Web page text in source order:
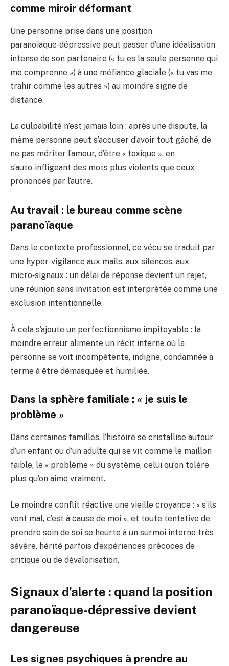
comme miroir déformant
Une personne prise dans une position
paranoïaque‑dépressive peut passer d’une idéalisation
intense de son partenaire (« tu es la seule personne qui
me comprenne ») à une méfiance glaciale (« tu vas me
trahir comme les autres ») au moindre signe de
distance.
La culpabilité n’est jamais loin : après une dispute, la
même personne peut s’accuser d’avoir tout gâché, de
ne pas mériter l’amour, d’être « toxique », en
s’auto‑infligeant des mots plus violents que ceux
prononcés par l’autre.
Au travail : le bureau comme scène
paranoïaque
Dans le contexte professionnel, ce vécu se traduit par
une hyper‑vigilance aux mails, aux silences, aux
micro‑signaux : un délai de réponse devient un rejet,
une réunion sans invitation est interprétée comme une
exclusion intentionnelle.
À cela s’ajoute un perfectionnisme impitoyable : la
moindre erreur alimente un récit interne où la
personne se voit incompétente, indigne, condamnée à
terme à être démasquée et humiliée.
Dans la sphère familiale : « je suis le
problème »
Dans certaines familles, l’histoire se cristallise autour
d’un enfant ou d’un adulte qui se vit comme le maillon
faible, le « problème » du système, celui qu’on tolère
plus qu’on aime vraiment.
Le moindre conflit réactive une vieille croyance : « s’ils
vont mal, c’est à cause de moi », et toute tentative de
prendre soin de soi se heurte à un surmoi interne très
sévère, hérité parfois d’expériences précoces de
critique ou de dévalorisation.
Signaux d’alerte : quand la position
paranoïaque-dépressive devient
dangereuse
Les signes psychiques à prendre au